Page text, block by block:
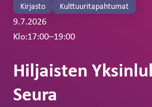
Kirjasto Kulttuuritapahtumat
9.7.2026
Klo:17:00–19:00
Hiljaisten
Seura